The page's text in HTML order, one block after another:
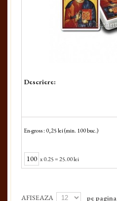
Descriere:
En-gross : 0,25 lei (min. 100 buc.)
x0.25=25.00 lei
AFISEAZA pe pagina